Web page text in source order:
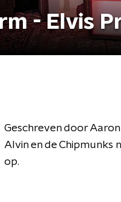
- Elvis
Geschreven door
Alvin en de Chipmunks
op.